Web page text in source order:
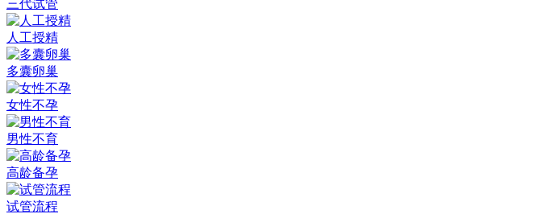
三代试管
人工授精
多囊卵巢
女性不孕
男性不育
高龄备孕
试管流程